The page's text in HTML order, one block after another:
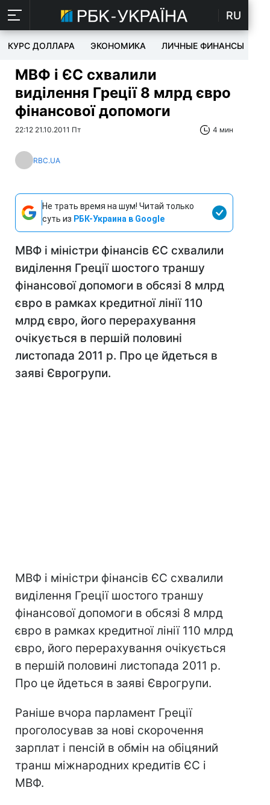
RU
КУРС ДОЛЛАРА ЭКОНОМИКА ЛИЧНЫЕ ФИНАНСЫ
МВФ і ЄС схвалили
виділення Греції 8 млрд євро
фінансової допомоги
22:12 21.10.2011 Пт 4 мин
RBC.UA
Не трать время на шум! Читай только
суть из РБК-Украина в Google
МВФ і міністри фінансів ЄС схвалили
виділення Греції шостого траншу
фінансової допомоги в обсязі 8 млрд
євро в рамках кредитної лінії 110
млрд євро, його перерахування
очікується в першій половині
листопада 2011 р. Про це йдеться в
заяві Єврогрупи.
МВФ і міністри фінансів ЄС схвалили
виділення Греції шостого траншу
фінансової допомоги в обсязі 8 млрд
євро в рамках кредитної лінії 110 млрд
євро, його перерахування очікується
в першій половині листопада 2011 р.
Про це йдеться в заяві Єврогрупи.
Раніше вчора парламент Греції
проголосував за нові скорочення
зарплат і пенсій в обмін на обіцяний
транш міжнародних кредитів ЄС і
МВФ.